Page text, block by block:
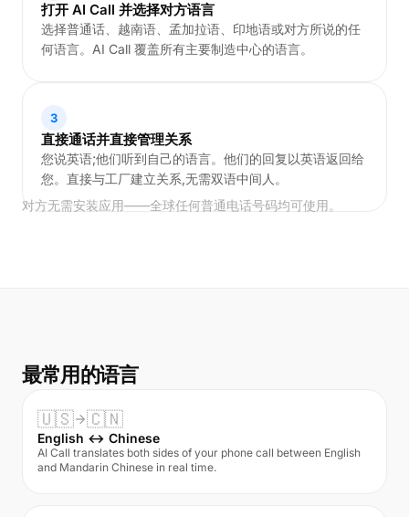
打开 AI Call 并选择对方语言
选择普通话、越南语、孟加拉语、印地语或对方所说的任
何语言。AI Call 覆盖所有主要制造中心的语言。
3
直接通话并直接管理关系
您说英语;他们听到自己的语言。他们的回复以英语返回给
您。直接与工厂建立关系,无需双语中间人。
对方无需安装应用——全球任何普通电话号码均可使用。
最常用的语言
🇺🇸 🇨🇳
English ↔ Chinese
AI Call translates both sides of your phone call between English
and Mandarin Chinese in real time.